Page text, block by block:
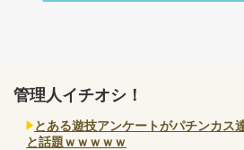
管理人イチオシ！
とある遊技アンケートがパチンカス
と話題ｗｗｗｗｗ